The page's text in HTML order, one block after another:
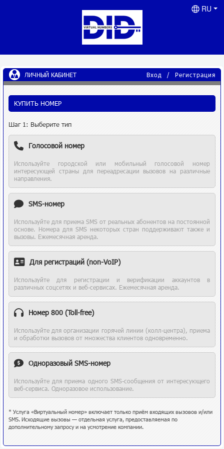
RU
ЛИЧНЫЙ КАБИНЕТ Регистрация
/
Вход
КУПИТЬ НОМЕР
Шаг 1: Выберите тип
Голосовой номер
Используйте городской или мобильный голосовой номер
интересующей страны для переадресации вызовов на различные
направления.
SMS-номер
Используйте для приема SMS от реальных абонентов на постоянной
основе. Номера для SMS некоторых стран поддерживают также и
вызовы. Ежемесячная аренда.
Для регистраций (non-VoIP)
Используйте для регистрации и верификации аккаунтов в
различных соцсетях и веб-сервисах. Ежемесячная аренда.
Номер 800 (Toll-free)
Используйте для организации горячей линии (колл-центра), приема
и обработки вызовов от множества клиентов одновременно.
Одноразовый SMS-номер
Используйте для приема одного SMS-сообщения от интересующего
веб-сервиса. Одноразовое использование.
* Услуга «Виртуальный номер» включает только приём входящих вызовов и/или
SMS. Исходящие вызовы — отдельная услуга, предоставляемая по
дополнительному запросу и на усмотрение компании.